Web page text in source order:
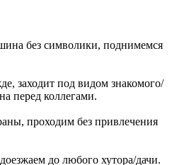
без символики, поднимемся
заходит под видом знакомого/
перед коллегами.
проходим без привлечения
до любого хутора/дачи.